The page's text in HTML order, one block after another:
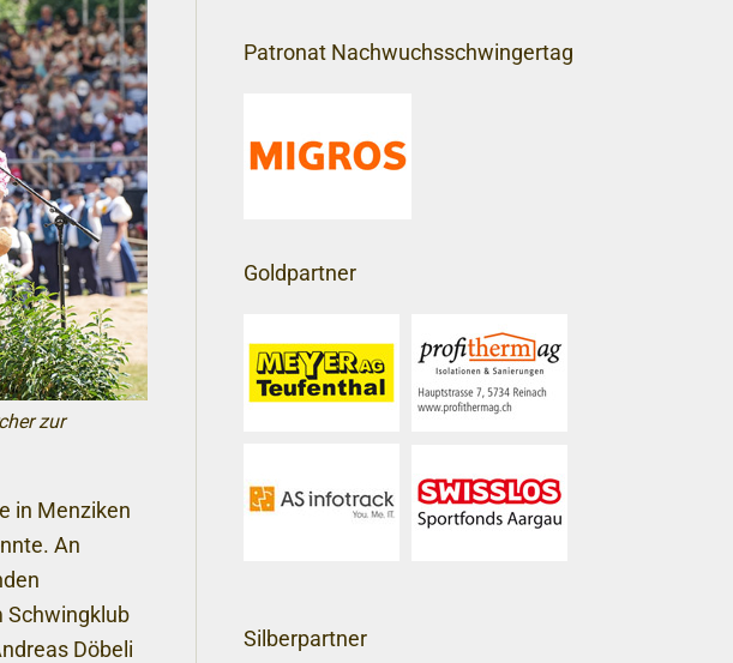
zur
in Menziken
An
Schwingklub
Döbeli
Patronat Nachwuchsschwingertag
Goldpartner
Silberpartner